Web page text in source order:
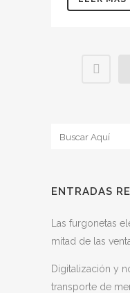
ENTRADAS
Las furgonetas
mitad de las
Digitalización y
transporte de